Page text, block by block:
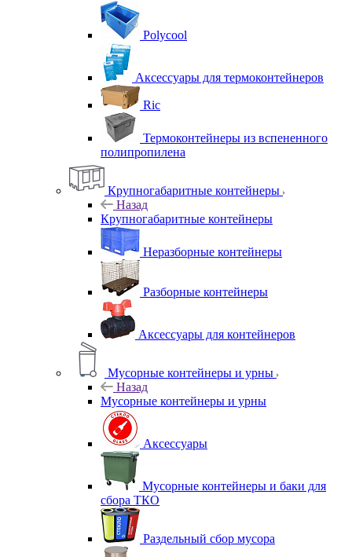
Polycool
Аксессуары для термоконтейнеров
Ric
Термоконтейнеры из вспененного
полипропилена
Крупногабаритные контейнеры
Назад
Крупногабаритные контейнеры
Неразборные контейнеры
Разборные контейнеры
Аксессуары для контейнеров
Мусорные контейнеры и урны
Назад
Мусорные контейнеры и урны
Аксессуары
Мусорные контейнеры и баки для
сбора ТКО
Раздельный сбор мусора